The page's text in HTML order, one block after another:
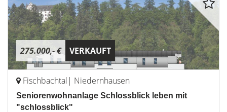
275.000,- € VERKAUFT
Fischbachtal| Niedernhausen
Seniorenwohnanlage Schlossblick leben mit
"schlossblick"